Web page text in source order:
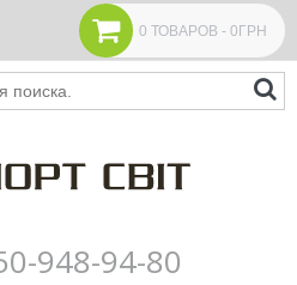
0 ТОВАРОВ - 0ГРН
948-94-80